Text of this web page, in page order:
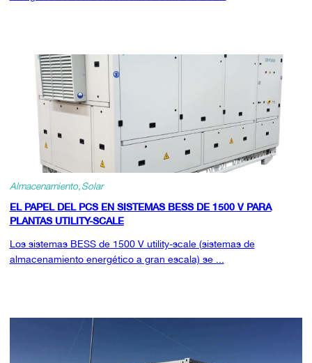
Almacenamiento Solar
EL PAPEL DEL PCS EN SISTEMAS BESS DE 1500 V PARA
PLANTAS UTILITY-SCALE
Los sistemas BESS de 1500 V utility-scale (sistemas de
almacenamiento energético a gran escala) se ...